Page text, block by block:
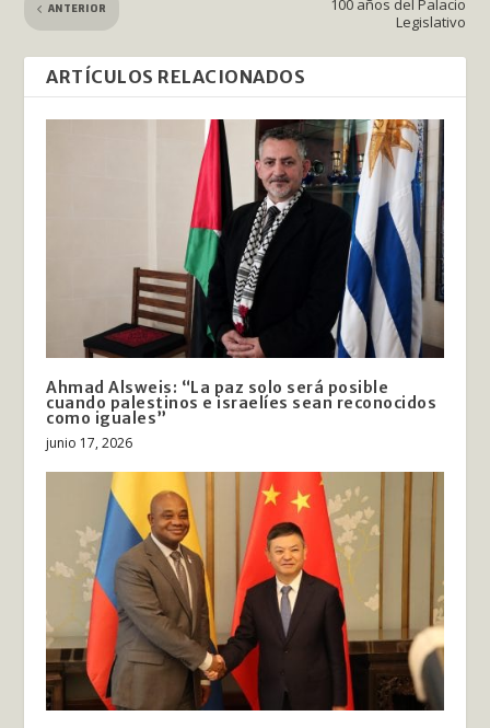
ANTERIOR
100 años del Palacio
Legislativo
ARTÍCULOS RELACIONADOS
Ahmad Alsweis: “La paz solo será posible
cuando palestinos e israelíes sean reconocidos
como iguales”
junio 17, 2026